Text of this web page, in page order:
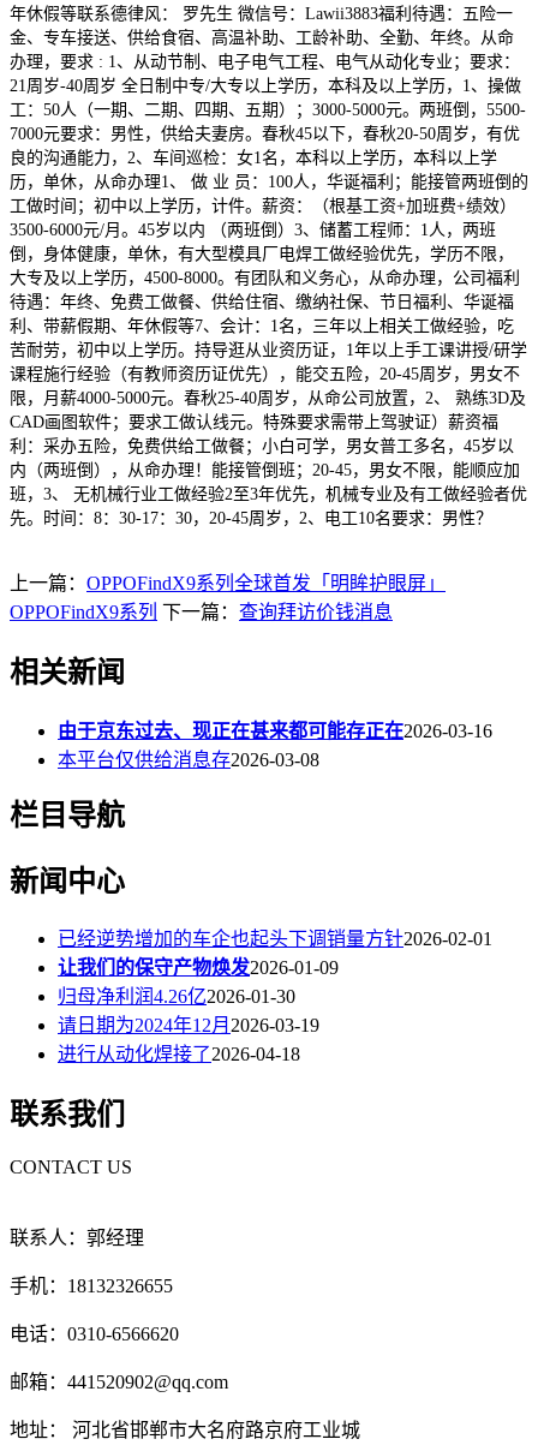
年休假等联系德律风： 罗先生 微信号：Lawii3883福利待遇：五险一
金、专车接送、供给食宿、高温补助、工龄补助、全勤、年终。从命
办理，要求 : 1、从动节制、电子电气工程、电气从动化专业；要求：
21周岁-40周岁 全日制中专/大专以上学历，本科及以上学历，1、操做
工：50人（一期、二期、四期、五期）；3000-5000元。两班倒，5500-
7000元要求：男性，供给夫妻房。春秋45以下，春秋20-50周岁，有优
良的沟通能力，2、车间巡检：女1名，本科以上学历，本科以上学
历，单休，从命办理1、 做 业 员：100人，华诞福利；能接管两班倒的
工做时间；初中以上学历，计件。薪资：（根基工资+加班费+绩效）
3500-6000元/月。45岁以内 （两班倒）3、储蓄工程师：1人，两班
倒，身体健康，单休，有大型模具厂电焊工做经验优先，学历不限，
大专及以上学历，4500-8000。有团队和义务心，从命办理，公司福利
待遇：年终、免费工做餐、供给住宿、缴纳社保、节日福利、华诞福
利、带薪假期、年休假等7、会计：1名，三年以上相关工做经验，吃
苦耐劳，初中以上学历。持导逛从业资历证，1年以上手工课讲授/研学
课程施行经验（有教师资历证优先），能交五险，20-45周岁，男女不
限，月薪4000-5000元。春秋25-40周岁，从命公司放置，2、 熟练3D及
CAD画图软件；要求工做认线元。特殊要求需带上驾驶证）薪资福
利：采办五险，免费供给工做餐；小白可学，男女普工多名，45岁以
内（两班倒），从命办理！能接管倒班；20-45，男女不限，能顺应加
班，3、 无机械行业工做经验2至3年优先，机械专业及有工做经验者优
先。时间：8：30-17：30，20-45周岁，2、电工10名要求：男性？
上一篇： OPPOFindX9系列全球首发「明眸护眼屏」
OPPOFindX9系列 下一篇： 查询拜访价钱消息
相关新闻
由于京东过去、现正在甚来都可能存正在2026-03-16
本平台仅供给消息存2026-03-08
栏目导航
新闻中心
已经逆势增加的车企也起头下调销量方针2026-02-01
让我们的保守产物焕发2026-01-09
归母净利润4.26亿2026-01-30
请日期为2024年12月 2026-03-19
进行从动化焊接了2026-04-18
联系我们
CONTACT US
联系人：郭经理
手机：18132326655
电话：0310-6566620
邮箱：441520902@qq.com
地址： 河北省邯郸市大名府路京府工业城